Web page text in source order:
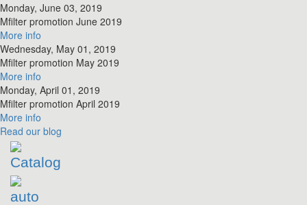
Monday, June 03, 2019
​Mfilter promotion June 2019
More info
Wednesday, May 01, 2019
​Mfilter promotion May 2019
More info
Monday, April 01, 2019
​Mfilter promotion April 2019
More info
Read our blog
Catalog
auto